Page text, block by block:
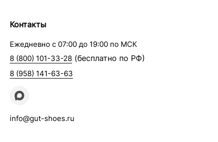
Контакты
Ежедневно с 07:00 до 19:00 по МСК
8 (800) 101-33-28 (бесплатно по РФ)
8 (958) 141-63-63
info@gut-shoes.ru